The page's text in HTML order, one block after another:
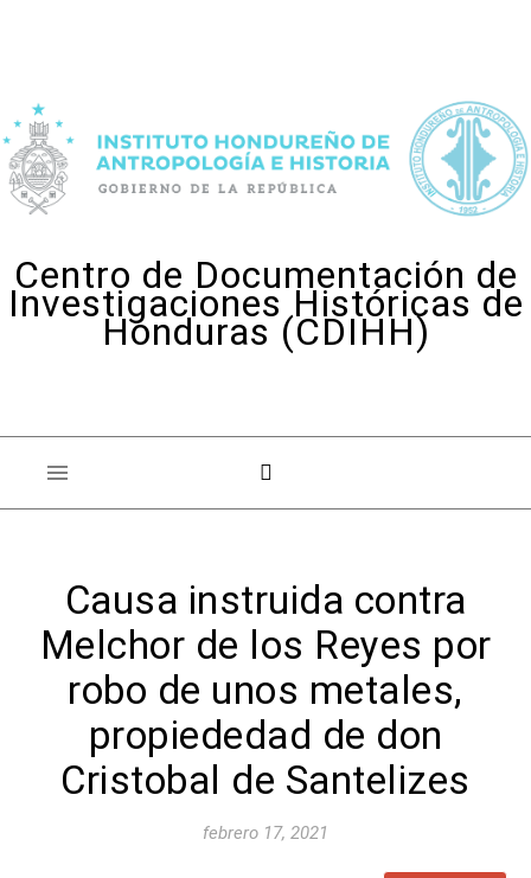
Centro de Documentación de
Investigaciones Históricas de
Honduras (CDIHH)
Causa instruida contra
Melchor de los Reyes por
robo de unos metales,
propiededad de don
Cristobal de Santelizes
febrero 17, 2021